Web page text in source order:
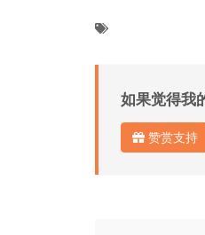
如果觉得我
赞赏支持